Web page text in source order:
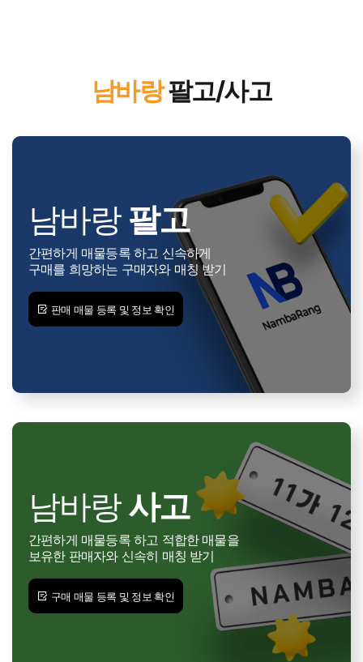
남바랑팔고/사고
남바랑팔고
간편하게 매물등록 하고 신속하게
구매를 희망하는 구매자와 매칭 받기
판매 매물 등록 및 정보 확인
남바랑사고
간편하게 매물등록 하고 적합한 매물을
보유한 판매자와 신속히 매칭 받기
구매 매물 등록 및 정보 확인